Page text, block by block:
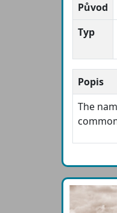
Původ
Typ
Popis
The